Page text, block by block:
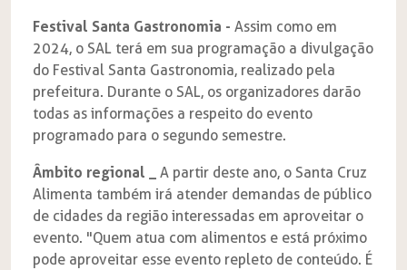
Festival Santa Gastronomia - Assim como em
2024, o SAL terá em sua programação a divulgação
do Festival Santa Gastronomia, realizado pela
prefeitura. Durante o SAL, os organizadores darão
todas as informações a respeito do evento
programado para o segundo semestre.
Âmbito regional _
A partir deste ano, o Santa Cruz
Alimenta também irá atender demandas de público
de cidades da região interessadas em aproveitar o
evento. "Quem atua com alimentos e está próximo
pode aproveitar esse evento repleto de conteúdo. É